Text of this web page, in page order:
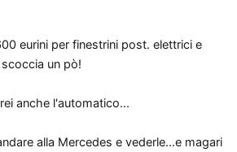
eurini per finestrini post. elettrici e
un pò!
anche l'automatico...
alla Mercedes e vederle...e magari